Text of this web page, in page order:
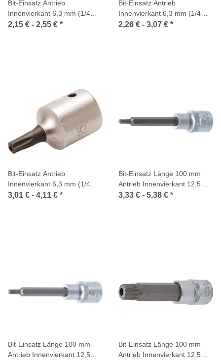
Bit-Einsatz Antrieb
Innenvierkant 6,3 mm (1/4
Zoll) T-Profil (für Torx) mit
2,15 € - 2,55 € *
Bit-Einsatz Antrieb
Innenvierkant 6,3 mm (1/4
Zoll) TS-Profil (für Torx Plus)
2,26 € - 3,07 € *
Bit-Einsatz Antrieb
Innenvierkant 6,3 mm (1/4
Zoll) TS-Profil (für Torx Plus)
3,01 € - 4,11 € *
Bit-Einsatz Länge 100 mm
Antrieb Innenvierkant 12,5
mm (1/2 Zoll) Innensechskant
3,33 € - 5,38 € *
Bit-Einsatz Länge 100 mm
Antrieb Innenvierkant 12,5
Bit-Einsatz Länge 100 mm
Antrieb Innenvierkant 12,5